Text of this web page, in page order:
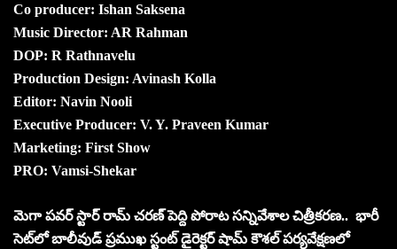
Co producer: Ishan Saksena
Music Director: AR Rahman
DOP: R Rathnavelu
Production Design: Avinash Kolla
Editor: Navin Nooli
Executive Producer: V. Y. Praveen Kumar
Marketing: First Show
PRO: Vamsi-Shekar
మెగా పవర్ స్టార్ రామ్ చరణ్ పెద్ది పోరాట సన్నివేశాల చిత్రీకరణ.. భారీ
సెట్‌లో బాలీవుడ్ ప్రముఖ స్టంట్ డైరెక్టర్ షామ్ కౌశల్ పర్యవేక్షణలో